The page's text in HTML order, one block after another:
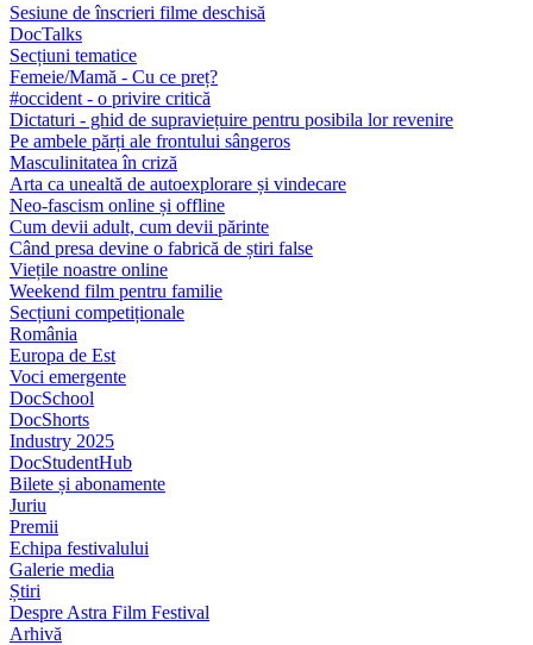
Sesiune de înscrieri filme deschisă
DocTalks
Secțiuni tematice
Femeie/Mamă - Cu ce preț?
#occident - o privire critică
Dictaturi - ghid de supraviețuire pentru posibila lor revenire
Pe ambele părți ale frontului sângeros
Masculinitatea în criză
Arta ca unealtă de autoexplorare și vindecare
Neo-fascism online și offline
Cum devii adult, cum devii părinte
Când presa devine o fabrică de știri false
Viețile noastre online
Weekend film pentru familie
Secțiuni competiționale
România
Europa de Est
Voci emergente
DocSchool
DocShorts
Industry 2025
DocStudentHub
Bilete și abonamente
Juriu
Premii
Echipa festivalului
Galerie media
Știri
Despre Astra Film Festival
Arhivă